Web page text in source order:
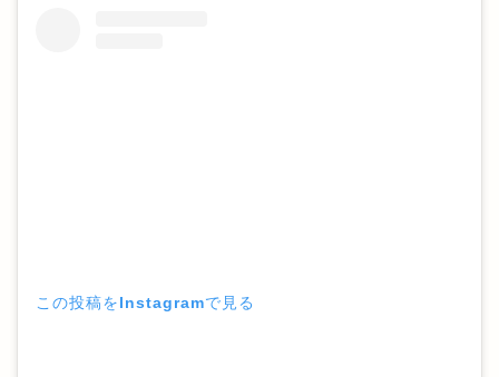
この投稿をInstagramで見る